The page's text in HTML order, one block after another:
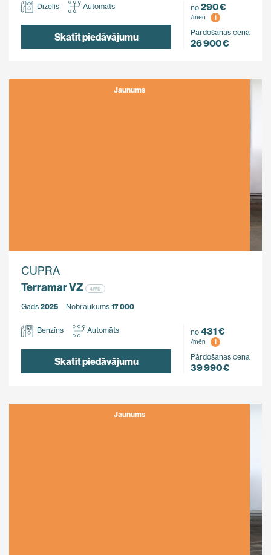
Dīzelis Automāts
Skatīt piedāvājumu
no 290 €
/mēn
i
Pārdošanas cena
26 900 €
Jaunums
CUPRA
Terramar VZ
4WD
Gads 2025 Nobraukums 17 000
Benzīns Automāts
Skatīt piedāvājumu
no 431 €
/mēn
i
Pārdošanas cena
39 990 €
Jaunums